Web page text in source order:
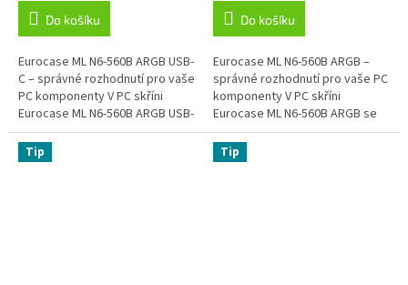
Do košíku
Eurocase ML N6-560B ARGB USB-
C – správné rozhodnutí pro vaše
PC komponenty V PC skříni
Eurocase ML N6-560B ARGB USB-
C se jednoduše zabydlí všechny
komponenty vašeho
vznikajícího...
Do košíku
Eurocase ML N6-560B ARGB –
správné rozhodnutí pro vaše PC
komponenty V PC skříni
Eurocase ML N6-560B ARGB se
jednoduše zabydlí všechny
komponenty vašeho
vznikajícího počítače....
Tip Tip